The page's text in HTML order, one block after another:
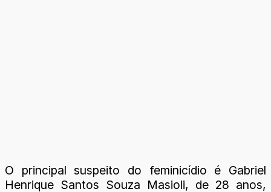
O principal suspeito do feminicídio é Gabriel
Henrique Santos Souza Masioli, de 28 anos,